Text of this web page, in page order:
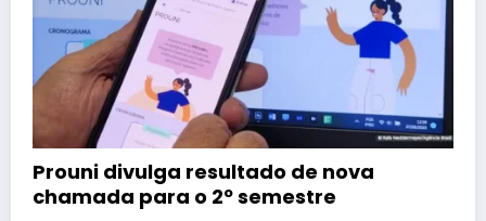
Prouni divulga resultado de nova
chamada para o 2º semestre